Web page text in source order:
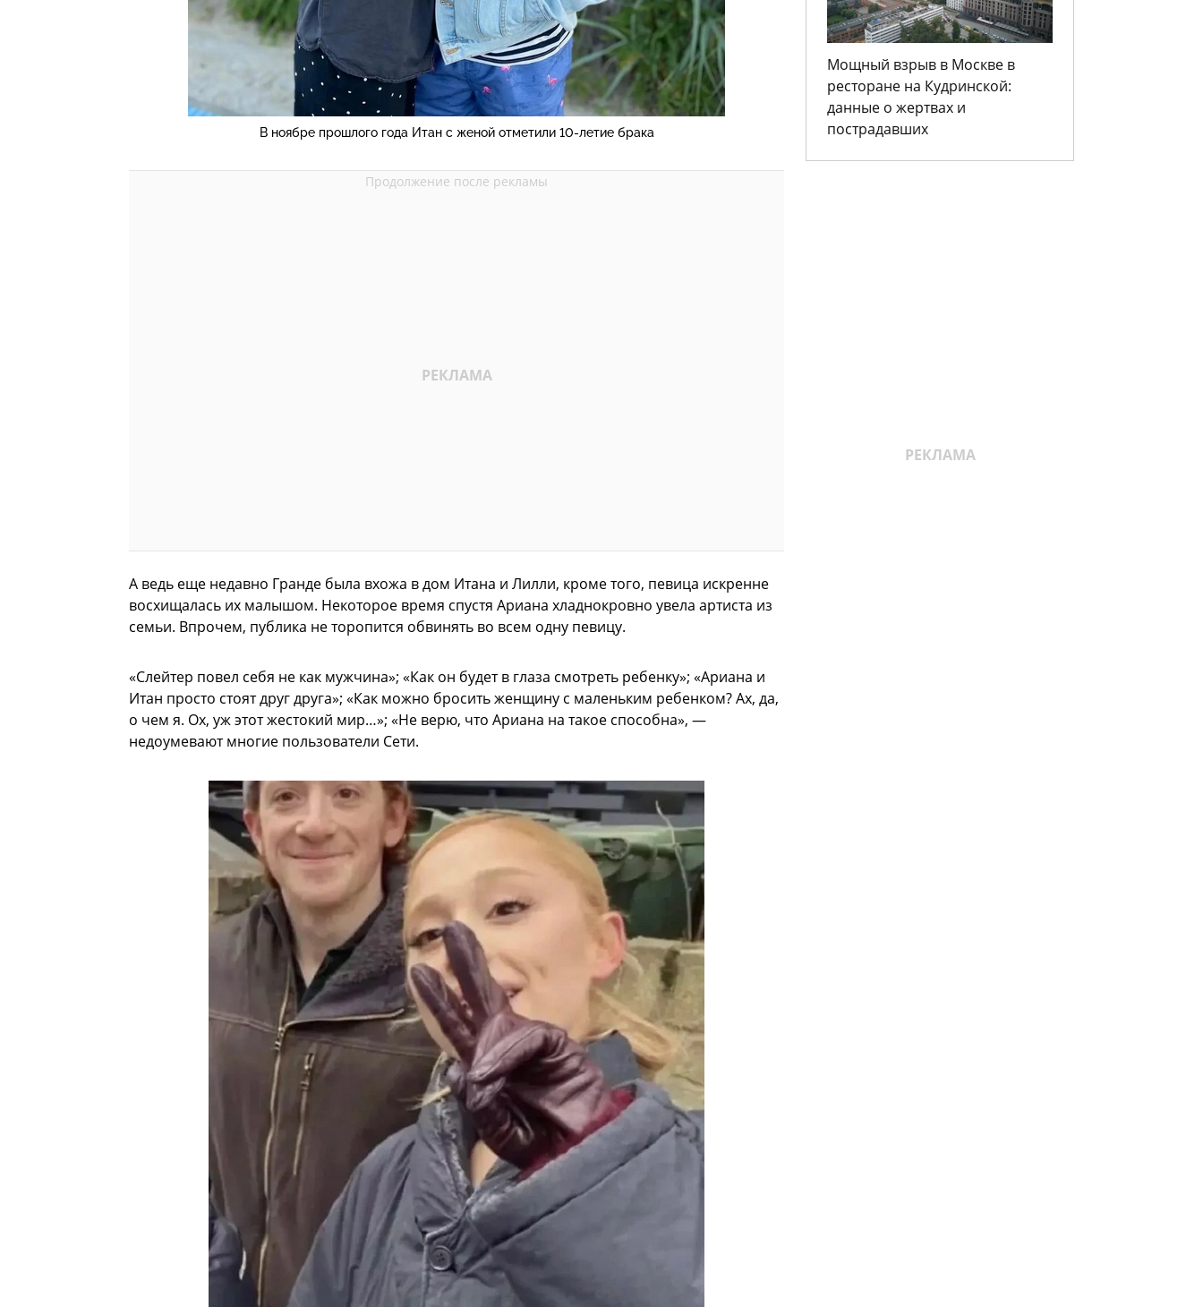
В ноябре прошлого года Итан с женой отметили 10-летие брака
А ведь еще недавно Гранде была вхожа в дом Итана и Лилли, кроме того, певица искренне
восхищалась их малышом. Некоторое время спустя Ариана хладнокровно увела артиста из
семьи. Впрочем, публика не торопится обвинять во всем одну певицу.
«Слейтер повел себя не как мужчина»; «Как он будет в глаза смотреть ребенку»; «Ариана и
Итан просто стоят друг друга»; «Как можно бросить женщину с маленьким ребенком? Ах, да,
о чем я. Ох, уж этот жестокий мир…»; «Не верю, что Ариана на такое способна», —
недоумевают многие пользователи Сети.
Мощный взрыв в Москве в
ресторане на Кудринской:
данные о жертвах и
пострадавших